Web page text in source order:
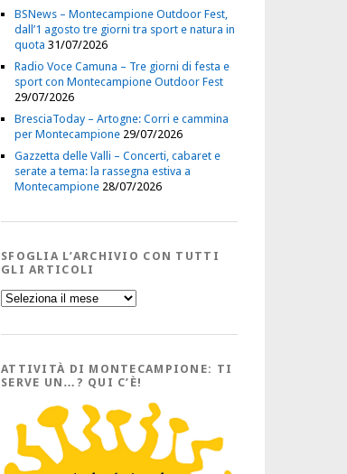
BSNews – Montecampione Outdoor Fest,
dall’1 agosto tre giorni tra sport e natura in
quota 31/07/2026
Radio Voce Camuna – Tre giorni di festa e
sport con Montecampione Outdoor Fest
29/07/2026
BresciaToday – Artogne: Corri e cammina
per Montecampione 29/07/2026
Gazzetta delle Valli – Concerti, cabaret e
serate a tema: la rassegna estiva a
Montecampione 28/07/2026
SFOGLIA L’ARCHIVIO CON TUTTI
GLI ARTICOLI
Sfoglia
l’Archivio
tutti
Articoli
ATTIVITÀ DI MONTECAMPIONE: TI
SERVE UN…? QUI C’È!